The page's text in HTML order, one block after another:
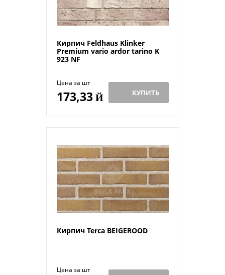
Кирпич Feldhaus Klinker
Premium vario ardor tarino K
923 NF
Цена за шт
173,33Й КУПИТЬ
Кирпич Terca BEIGEROOD
Цена за шт